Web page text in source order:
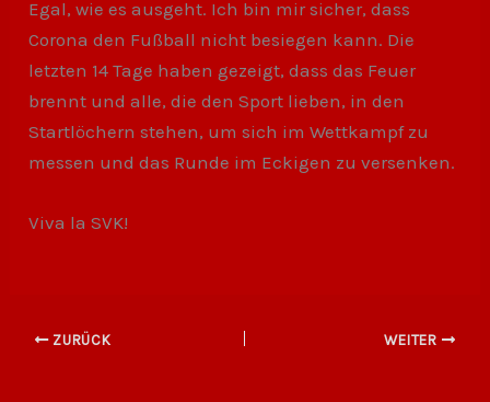
Egal, wie es ausgeht. Ich bin mir sicher, dass
Corona den Fußball nicht besiegen kann. Die
letzten 14 Tage haben gezeigt, dass das Feuer
brennt und alle, die den Sport lieben, in den
Startlöchern stehen, um sich im Wettkampf zu
messen und das Runde im Eckigen zu versenken.
Viva la SVK!
ZURÜCK WEITER